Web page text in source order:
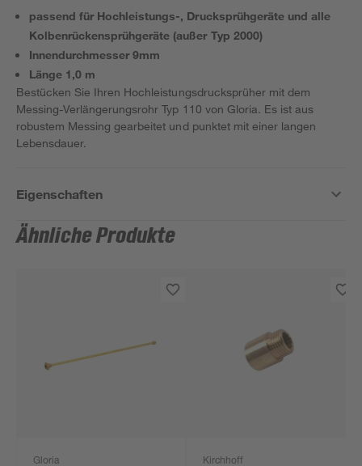
passend für Hochleistungs-, Drucksprühgeräte und alle
Kolbenrückensprühgeräte (außer Typ 2000)
Innendurchmesser 9mm
Länge 1,0 m
Bestücken Sie Ihren Hochleistungsdrucksprüher mit dem
Messing-Verlängerungsrohr Typ 110 von Gloria. Es ist aus
robustem Messing gearbeitet und punktet mit einer langen
Lebensdauer.
Eigenschaften
Ähnliche Produkte
Gloria Kirchhoff